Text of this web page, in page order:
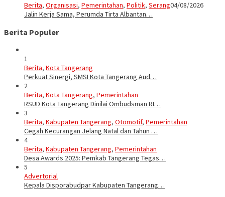
Berita, Organisasi, Pemerintahan, Politik, Serang04/08/2026
Jalin Kerja Sama, Perumda Tirta Albantan…
Berita Populer
1
Berita, Kota Tangerang
Perkuat Sinergi, SMSI Kota Tangerang Aud…
2
Berita, Kota Tangerang, Pemerintahan
RSUD Kota Tangerang Dinilai Ombudsman RI…
3
Berita, Kabupaten Tangerang, Otomotif, Pemerintahan
Cegah Kecurangan Jelang Natal dan Tahun …
4
Berita, Kabupaten Tangerang, Pemerintahan
Desa Awards 2025: Pemkab Tangerang Tegas…
5
Advertorial
Kepala Disporabudpar Kabupaten Tangerang…